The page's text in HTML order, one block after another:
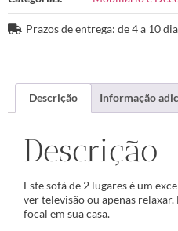
Prazos de entrega: de 4 a 10
Descrição Informação
Descrição
Este sofá de 2 lugares é um
ver televisão ou apenas
focal em sua casa.